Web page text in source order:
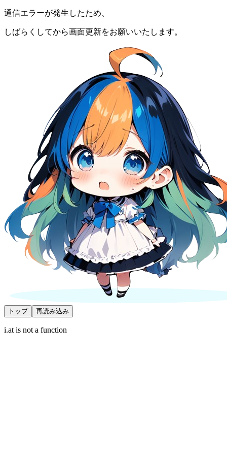
通信エラーが発生したため、
しばらくしてから画面更新をお願いいたします。
トップ 再読み込み
i.at is not a function